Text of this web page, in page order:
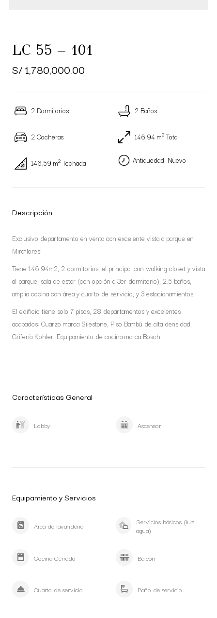
LC 55 – 101
S/ 1,780,000.00
2 Dormitorios 2 Baños
2 Cocheras 146.94 m2 Total
146.59 m2 Techada Antiguedad: Nuevo
Descripción
Exclusivo departamento en venta con excelente vista a parque en
Miraflores!
Tiene 146.94m2, 2 dormitorios, el principal con walking closet y vista
al parque, sala de estar (con opción a 3er dormitorio), 2.5 baños,
amplia cocina con área y cuarto de servicio, y 3 estacionamientos.
El edificio tiene solo 7 pisos, 28 departamentos y excelentes
acabados: Cuarzo marca Silestone, Piso Bambú de alta densidad,
Grifería Kohler, Equipamiento de cocina marca Bosch.
Características General
Lobby Ascensor
Equipamiento y Servicios
Área de lavanderia
Servicios básicos (luz,
agua)
Cocina Cerrada Balcón
Cuarto de servicio Baño de servicio